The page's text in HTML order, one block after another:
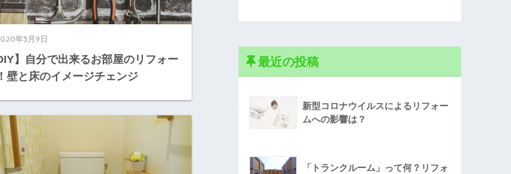
年3月9日
】自分で出来るお部屋のリフォー
壁と床のイメージチェンジ
最近の投稿
新型コロナウイルスによるリフォー
ムへの影響は？
「トランクルーム」って何？リフォ